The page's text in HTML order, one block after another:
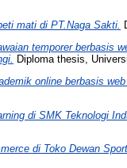
mati di PT.Naga Sakti.
temporer berbasis
Diploma thesis,
online berbasis
di SMK Teknologi
di Toko Dewan